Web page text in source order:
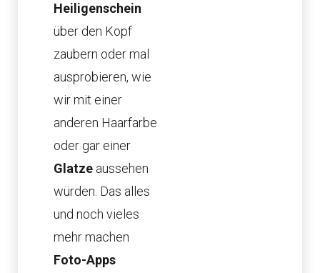
Heiligenschein
über den Kopf
zaubern oder mal
ausprobieren, wie
wir mit einer
anderen Haarfarbe
oder gar einer
Glatze aussehen
würden. Das alles
und noch vieles
mehr machen
Foto-Apps